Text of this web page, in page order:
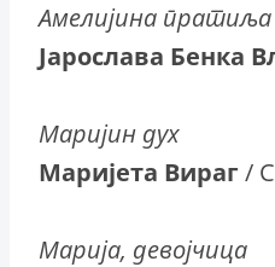
Амелијина пратиља
Јарослава Бенка
Маријин дух
Маријета Вираг /
Марија, девојчица